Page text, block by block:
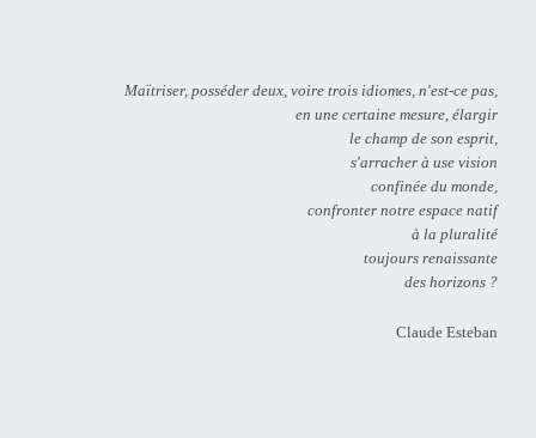
Maïtriser, posséder deux, voire trois idiomes, n'est-ce pas,
en une certaine mesure, élargir
le champ de son esprit,
s'arracher à use vision
confinée du monde,
confronter notre espace natif
à la pluralité
toujours renaissante
des horizons ?
Claude Esteban